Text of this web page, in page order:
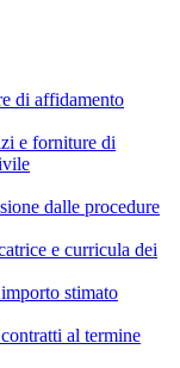
di affidamento
e forniture di
dalle procedure
e curricula dei
stimato
al termine